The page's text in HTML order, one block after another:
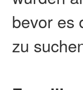
bevor es
zu